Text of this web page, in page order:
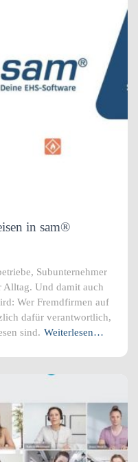
in sam®
Subunternehmer
Alltag. Und damit auch
Wer Fremdfirmen auf
dafür verantwortlich,
sind. Weiterlesen…